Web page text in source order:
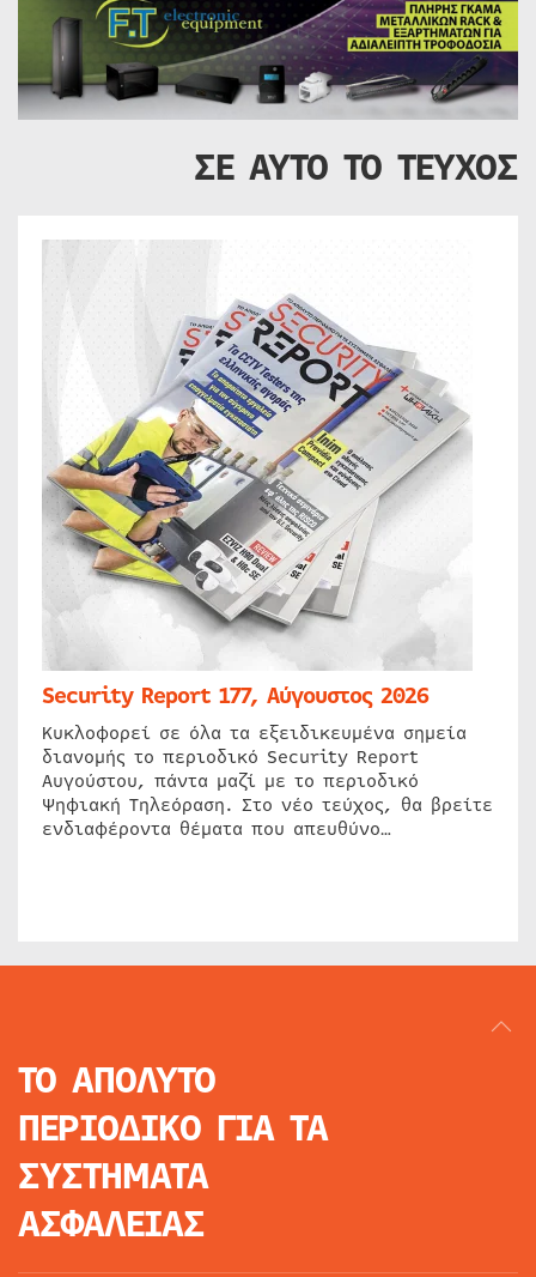
ΣΕ ΑΥΤΟ ΤΟ ΤΕΥΧΟΣ
Security Report 177, Αύγουστος 2026
Κυκλοφορεί σε όλα τα εξειδικευμένα σημεία
διανομής το περιοδικό Security Report
Αυγούστου, πάντα μαζί με το περιοδικό
Ψηφιακή Τηλεόραση. Στο νέο τεύχος, θα βρείτε
ενδιαφέροντα θέματα που απευθύνο…
ΤΟ ΑΠΟΛΥΤΟ
ΠΕΡΙΟΔΙΚΟ ΓΙΑ ΤΑ
ΣΥΣΤΗΜΑΤΑ
ΑΣΦΑΛΕΙΑΣ